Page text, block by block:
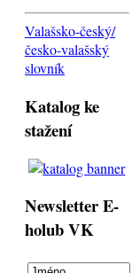
Valašsko-český/
česko-valašský
slovník
Katalog ke
stažení
Newsletter E-
holub VK